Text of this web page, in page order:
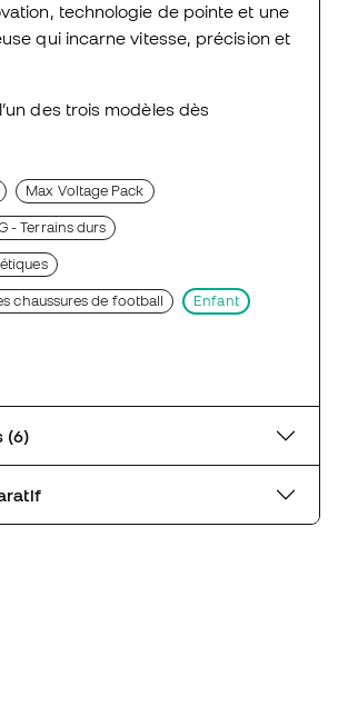
technologie de pointe et une
qui incarne vitesse, précision et
des trois modèles dès
Max Voltage Pack
- Terrains durs
chaussures de football Enfant
Laissez un avis (6)